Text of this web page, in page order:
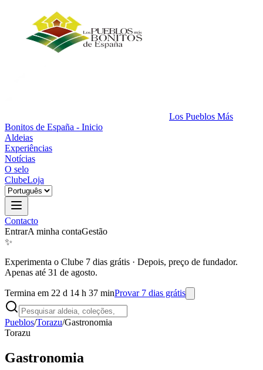
Los Pueblos Más
Bonitos de España - Inicio
Aldeias
Experiências
Notícias
O selo
ClubeLoja
Contacto
EntrarA minha contaGestão
✨
Experimenta o Clube 7 dias grátis · Depois, preço de fundador.
Apenas até 31 de agosto.
Termina em 22 d 14 h 37 minProvar 7 dias grátis
Pueblos/Torazu/Gastronomia
Torazu
Gastronomia